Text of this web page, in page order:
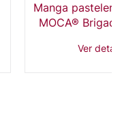
Manga
MOCA®
Ver